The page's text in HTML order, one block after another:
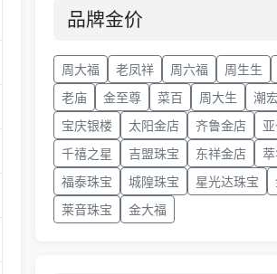
品牌金价
周大福 老凤祥 周六福 周生生
老庙
金至尊 菜百 周大生
潮
宝庆银楼
太阳金店 齐鲁金店
千禧之星
吉盟珠宝 东祥金店
福泰珠宝
城隍珠宝 星光达珠宝
莱音珠宝
金大福